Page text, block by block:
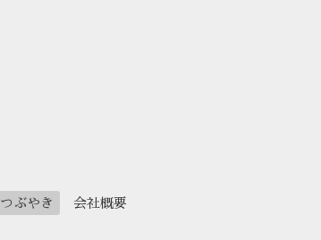
つぶやき
会社概要